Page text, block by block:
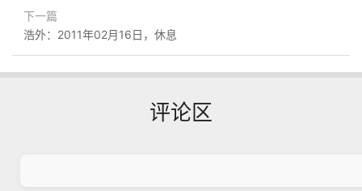
下一篇
浩外：2011年02月16日，休息
评论区